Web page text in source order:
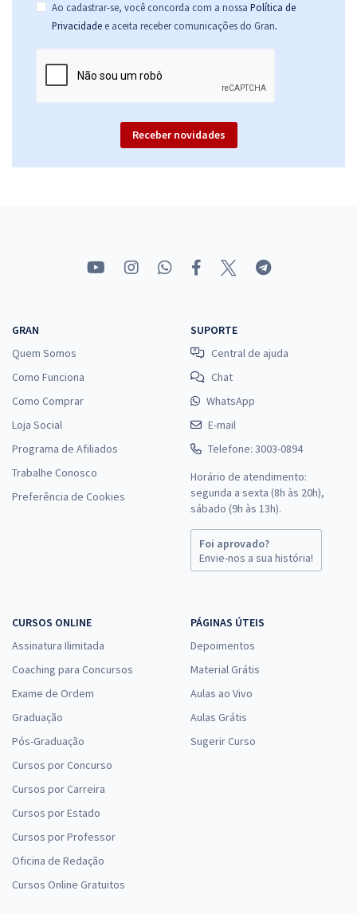
Ao cadastrar-se, você concorda com a nossa Política de
Privacidade e aceita receber comunicações do Gran.
Receber novidades
GRAN
Quem Somos
Como Funciona
Como Comprar
Loja Social
Programa de Afiliados
Trabalhe Conosco
Preferência de Cookies
SUPORTE
Central de ajuda
Chat
WhatsApp
E-mail
Telefone: 3003-0894
Horário de atendimento:
segunda a sexta (8h às 20h),
sábado (9h às 13h).
Foi aprovado?
Envie-nos a sua história!
CURSOS ONLINE
Assinatura Ilimitada
Coaching para Concursos
Exame de Ordem
Graduação
Pós-Graduação
Cursos por Concurso
Cursos por Carreira
Cursos por Estado
Cursos por Professor
Oficina de Redação
Cursos Online Gratuitos
PÁGINAS ÚTEIS
Depoimentos
Material Grátis
Aulas ao Vivo
Aulas Grátis
Sugerir Curso